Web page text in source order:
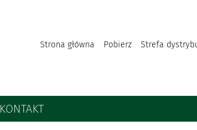
Strona główna Pobierz Strefa
KONTAKTSzukaj